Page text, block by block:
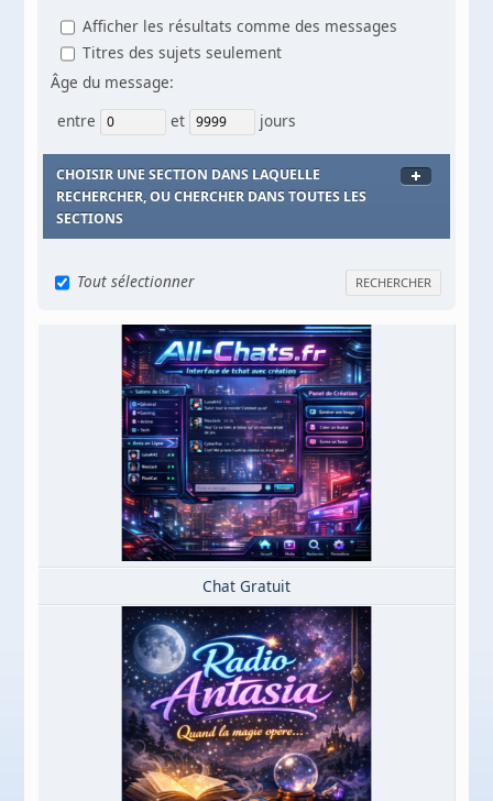
Afficher les résultats comme des messages
Titres des sujets seulement
Âge du message:
entre
et jours
CHOISIR UNE SECTION DANS LAQUELLE
RECHERCHER, OU CHERCHER DANS TOUTES LES
SECTIONS
Tout sélectionner
Chat Gratuit